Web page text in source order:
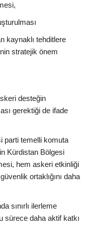
kaynaklı tehditlere
stratejik önem
desteğin
gerektiği de ifade
parti temelli komuta
Kürdistan Bölgesi
hem askeri etkinliği
ortaklığını daha
sınırlı ilerleme
sürece daha aktif katkı